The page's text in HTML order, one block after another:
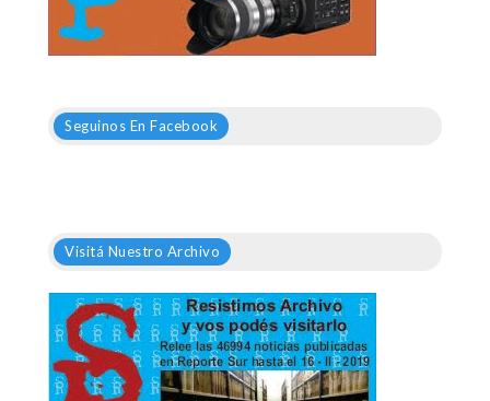
Seguinos En Facebook
Visitá Nuestro Archivo